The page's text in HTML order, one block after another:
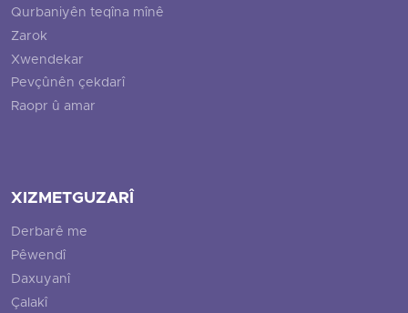
Qurbaniyên teqîna mînê
Zarok
Xwendekar
Pevçûnên çekdarî
Raopr û amar
XIZMETGUZARÎ
Derbarê me
Pêwendî
Daxuyanî
Çalakî